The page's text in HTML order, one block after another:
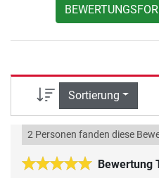
Sortierung
Bewertung
2 Personen fanden diese